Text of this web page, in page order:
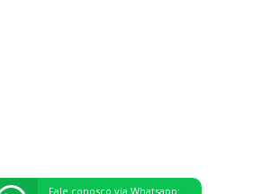
Fale conosco via Whatsapp: